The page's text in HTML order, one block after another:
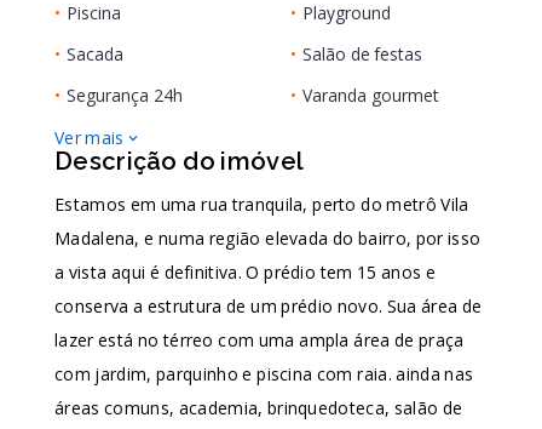
• Piscina • Playground
• Sacada • Salão de festas
• Segurança 24h • Varanda gourmet
Ver mais
Descrição do imóvel
Estamos em uma rua tranquila, perto do metrô Vila
Madalena, e numa região elevada do bairro, por isso
a vista aqui é definitiva. O prédio tem 15 anos e
conserva a estrutura de um prédio novo. Sua área de
lazer está no térreo com uma ampla área de praça
com jardim, parquinho e piscina com raia. ainda nas
áreas comuns, academia, brinquedoteca, salão de